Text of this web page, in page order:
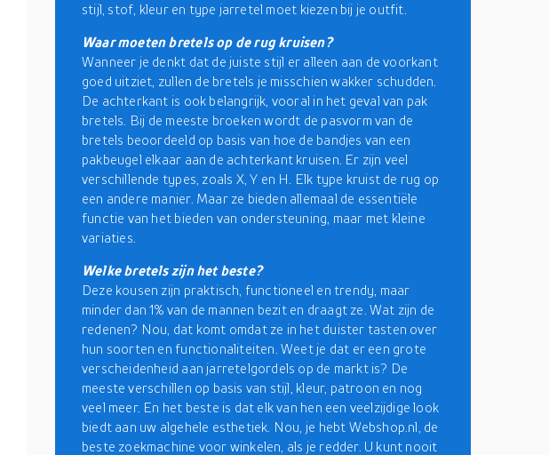
stijl, stof, kleur en type jarretel moet kiezen bij je outfit.
Waar moeten bretels op de rug kruisen?
Wanneer je denkt dat de juiste stijl er alleen aan de voorkant
goed uitziet, zullen de bretels je misschien wakker schudden.
De achterkant is ook belangrijk, vooral in het geval van pak
bretels. Bij de meeste broeken wordt de pasvorm van de
bretels beoordeeld op basis van hoe de bandjes van een
pakbeugel elkaar aan de achterkant kruisen. Er zijn veel
verschillende types, zoals X, Y en H. Elk type kruist de rug op
een andere manier. Maar ze bieden allemaal de essentiële
functie van het bieden van ondersteuning, maar met kleine
variaties.
Welke bretels zijn het beste?
Deze kousen zijn praktisch, functioneel en trendy, maar
minder dan 1% van de mannen bezit en draagt ze. Wat zijn de
redenen? Nou, dat komt omdat ze in het duister tasten over
hun soorten en functionaliteiten. Weet je dat er een grote
verscheidenheid aan jarretelgordels op de markt is? De
meeste verschillen op basis van stijl, kleur, patroon en nog
veel meer. En het beste is dat elk van hen een veelzijdige look
biedt aan uw algehele esthetiek. Nou, je hebt Webshop.nl, de
beste zoekmachine voor winkelen, als je redder. U kunt nooit